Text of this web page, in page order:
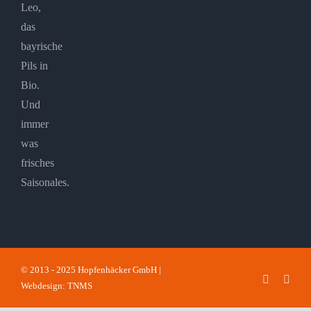
Leo,
das
bayrische
Pils in
Bio.
Und
immer
was
frisches
Saisonales.
© 2013 - 2025 Hopfenhäcker GmbH |
Webdesign: TNMS
Facebook